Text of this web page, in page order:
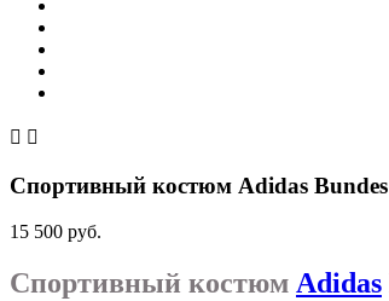
 
Спортивный костюм Adidas
15 500 руб.
Спортивный костюм Adidas